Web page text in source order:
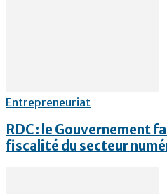
Entrepreneuriat
RDC : le Gouvernement
fiscalité du secteur